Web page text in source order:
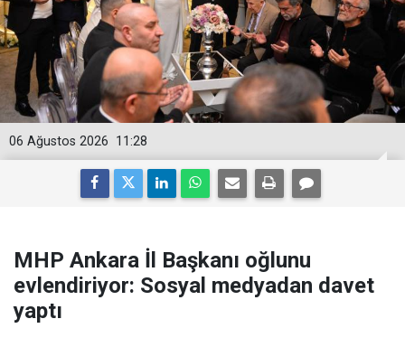
11:28
06 Ağustos 2026
MHP Ankara İl Başkanı oğlunu
evlendiriyor: Sosyal medyadan davet
yaptı